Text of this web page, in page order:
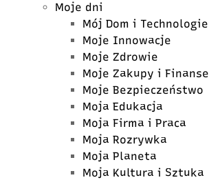
Moje dni
Mój Dom i Technologie
Moje Innowacje
Moje Zdrowie
Moje Zakupy i Finanse
Moje Bezpieczeństwo
Moja Edukacja
Moja Firma i Praca
Moja Rozrywka
Moja Planeta
Moja Kultura i Sztuka